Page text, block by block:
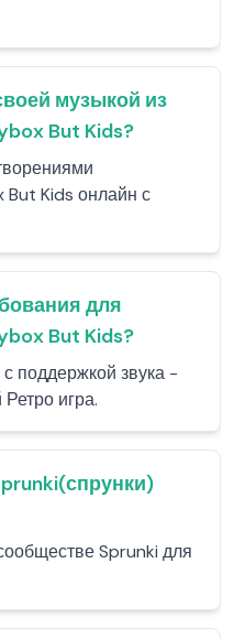
музыкой из
But Kids?
Kids онлайн с
для
But Kids?
поддержкой звука -
игра.
Sprunki для